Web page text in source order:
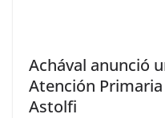
Achával anunció
Atención
Astolfi